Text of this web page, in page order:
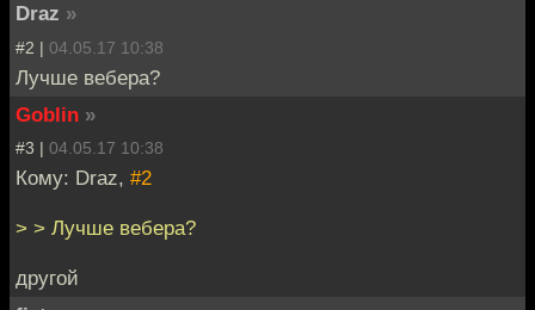
Draz »
#2 | 04.05.17 10:38
Лучше вебера?
Goblin »
#3 | 04.05.17 10:38
Кому: Draz, #2
> > Лучше вебера?
другой